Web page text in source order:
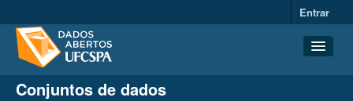
Entrar
Conjuntos de dados
Conjuntos de dados